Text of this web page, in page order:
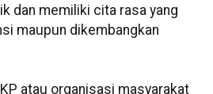
dan memiliki cita rasa yang
maupun dikembangkan
atau organisasi masyarakat